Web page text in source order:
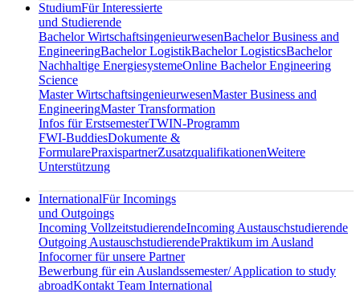
StudiumFür Interessierte
und Studierende
Bachelor WirtschaftsingenieurwesenBachelor Business and
EngineeringBachelor LogistikBachelor LogisticsBachelor
Nachhaltige EnergiesystemeOnline Bachelor Engineering
Science
Master WirtschaftsingenieurwesenMaster Business and
EngineeringMaster Transformation
Infos für ErstsemesterTWIN-Programm
FWI-BuddiesDokumente &
FormularePraxispartnerZusatzqualifikationenWeitere
Unterstützung
InternationalFür Incomings
und Outgoings
Incoming VollzeitstudierendeIncoming Austauschstudierende
Outgoing AustauschstudierendePraktikum im Ausland
Infocorner für unsere Partner
Bewerbung für ein Auslandssemester/ Application to study
abroadKontakt Team International